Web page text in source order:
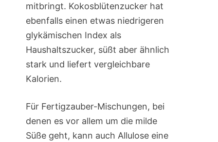
mitbringt. Kokosblütenzucker hat
ebenfalls einen etwas niedrigeren
glykämischen Index als
Haushaltszucker, süßt aber ähnlich
stark und liefert vergleichbare
Kalorien.
Für Fertigzauber-Mischungen, bei
denen es vor allem um die milde
Süße geht, kann auch Allulose eine